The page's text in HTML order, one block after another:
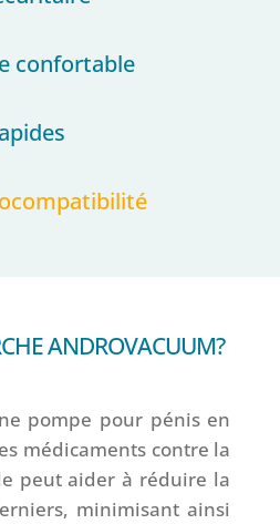
confortable
ANDROVACUUM?
pompe pour pénis en
médicaments contre la
peut aider à réduire la
minimisant ainsi